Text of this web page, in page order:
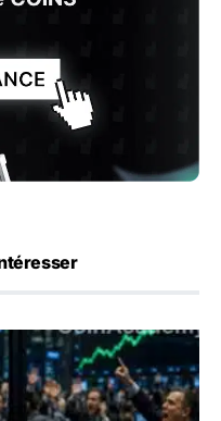
détruits en juillet, les